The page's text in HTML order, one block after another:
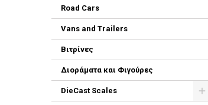
Road Cars
Vans and Trailers
Βιτρίνες
Διοράματα και Φιγούρες
DieCast Scales